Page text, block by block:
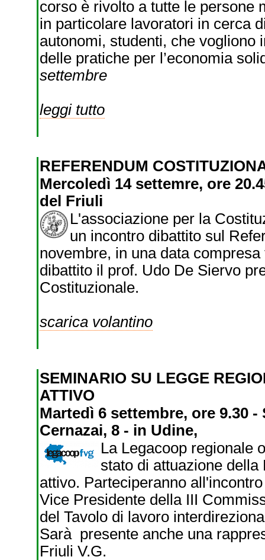
corso è rivolto a tutte le persone
in particolare lavoratori in cerca
autonomi, studenti, che vogliono
delle pratiche per l’economia
settembre
leggi tutto
REFERENDUM
Mercoledì 14 settemre, ore
del Friuli
L'associazione per la
un incontro dibattito sul
novembre, in una data
dibattito il prof. Udo De Siervo
Costituzionale.
scarica volantino
SEMINARIO SU LEGGE
ATTIVO
Martedì 6 settembre, ore 9.30
Cernazai, 8 - in Udine,
La Legacoop regionale
stato di attuazione
attivo. Parteciperanno
Vice Presidente della III
del Tavolo di lavoro
Sarà presente anche una
Friuli V.G.